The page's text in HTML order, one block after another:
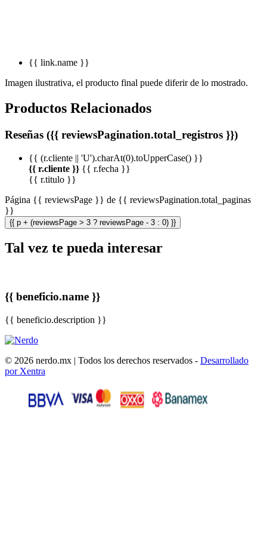
{{ link.name }}
Imagen ilustrativa, el producto final puede diferir de lo mostrado.
Productos Relacionados
Reseñas ({{ reviewsPagination.total_registros }})
{{ (r.cliente || 'U').charAt(0).toUpperCase() }}
{{ r.cliente }} {{ r.fecha }}
{{ r.titulo }}
Página {{ reviewsPage }} de {{ reviewsPagination.total_paginas
}}
{{ p + (reviewsPage > 3 ? reviewsPage - 3 : 0) }}
Tal vez te pueda interesar
{{ beneficio.name }}
{{ beneficio.description }}
© 2026 nerdo.mx | Todos los derechos reservados - Desarrollado
por Xentra